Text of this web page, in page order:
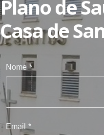
Plano de
Casa de
Nome *
Email *